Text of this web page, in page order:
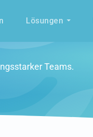
Lösungen
Teams.